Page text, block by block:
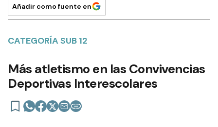
Añadir como fuente en
CATEGORÍA SUB 12
Más atletismo en las Convivencias
Deportivas Interescolares